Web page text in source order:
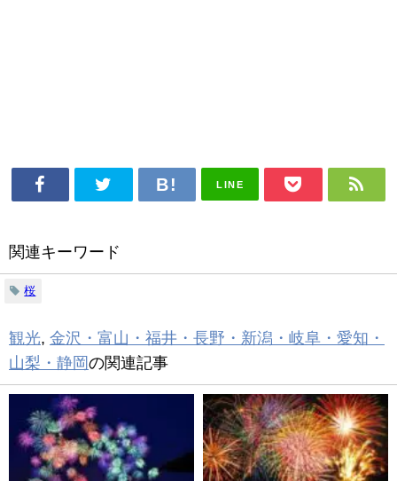
LINE
関連キーワード
桜
観光, 金沢・富山・福井・長野・新潟・岐阜・愛知・
山梨・静岡 の関連記事